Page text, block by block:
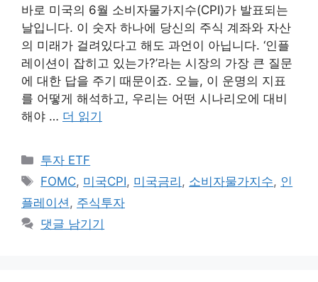
바로 미국의 6월 소비자물가지수(CPI)가 발표되는
날입니다. 이 숫자 하나에 당신의 주식 계좌와 자산
의 미래가 걸려있다고 해도 과언이 아닙니다. ‘인플
레이션이 잡히고 있는가?’라는 시장의 가장 큰 질문
에 대한 답을 주기 때문이죠. 오늘, 이 운명의 지표
를 어떻게 해석하고, 우리는 어떤 시나리오에 대비
해야 … 더 읽기
카
테
리
투자 ETF
태
그
FOMC, 미국CPI, 미국금리 , 소비자물가지수, 인
플레이션 , 주식투자
댓글 남기기